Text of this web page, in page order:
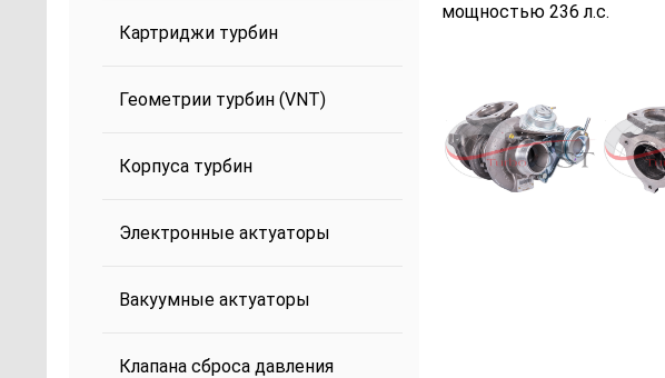
Картриджи турбин
Геометрии турбин (VNT)
Корпуса турбин
Электронные актуаторы
Вакуумные актуаторы
Клапана сброса давления
мощностью 236 л.с.